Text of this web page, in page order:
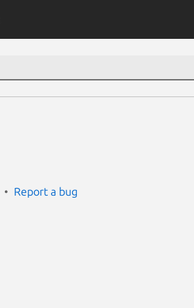
Report a bug